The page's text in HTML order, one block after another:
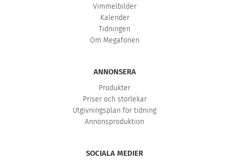
Vimmelbilder
Kalender
Tidningen
Om Megafonen
ANNONSERA
Produkter
Priser och storlekar
Utgivningsplan för tidning
Annonsproduktion
SOCIALA MEDIER